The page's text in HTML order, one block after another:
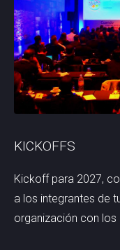
KICKOFFS
Kickoff para 2027,
a los integrantes de
organización con